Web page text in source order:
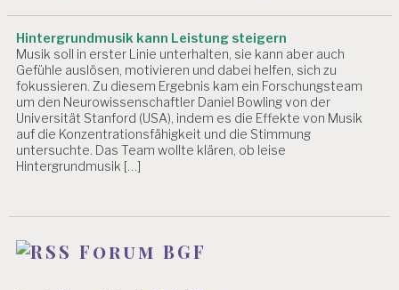
Hintergrundmusik kann Leistung steigern
Musik soll in erster Linie unterhalten, sie kann aber auch
Gefühle auslösen, motivieren und dabei helfen, sich zu
fokussieren. Zu diesem Ergebnis kam ein Forschungsteam
um den Neurowissenschaftler Daniel Bowling von der
Universität Stanford (USA), indem es die Effekte von Musik
auf die Konzentrationsfähigkeit und die Stimmung
untersuchte. Das Team wollte klären, ob leise
Hintergrundmusik […]
Forum BGF